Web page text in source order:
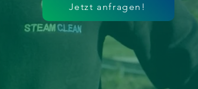
Jetzt anfragen!